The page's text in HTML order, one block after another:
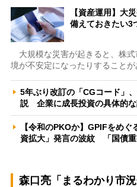
【資産運用】大
備えておきたい3
大規模な災害が起きると、株
境が不安定になったりすることが
5年ぶり改訂の「CGコード」
説 企業に成長投資の具体的
【令和のPKOか】GPIFをめ
資拡大」発言の波紋 「国債
森口亮「まるわかり市況